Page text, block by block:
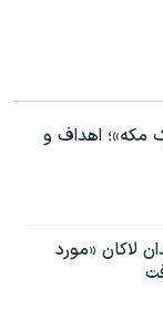
مکه»؛ اهداف و
لاکان «مورد